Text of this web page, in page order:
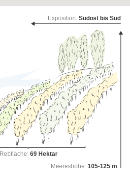
Rebfläche:69 Hektar
Meereshöhe: 105-125 m
Exposition: Südost bis Süd